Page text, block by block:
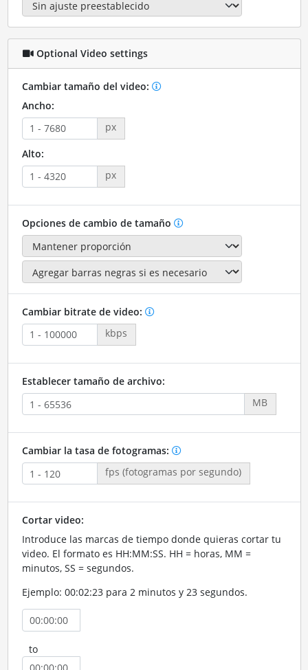
Optional Video settings
Cambiar tamaño del video:
Ancho:
px
Alto:
px
Opciones de cambio de tamaño
Cambiar bitrate de video:
kbps
Establecer tamaño de archivo:
MB
Cambiar la tasa de fotogramas:
fps (fotogramas por segundo)
Cortar video:
Introduce las marcas de tiempo donde quieras cortar tu
video. El formato es HH:MM:SS. HH = horas, MM =
minutos, SS = segundos.
Ejemplo: 00:02:23 para 2 minutos y 23 segundos.
to